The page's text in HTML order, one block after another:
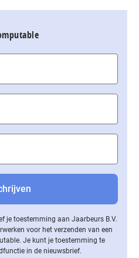
je toestemming aan Jaarbeurs B.V.
voor het verzenden van een
Je kunt je toestemming te
in de nieuwsbrief.